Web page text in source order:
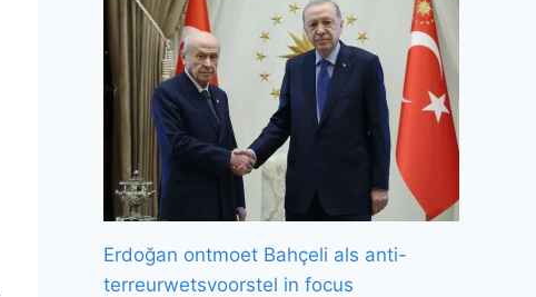
Erdoğan ontmoet Bahçeli als anti-
terreurwetsvoorstel in focus